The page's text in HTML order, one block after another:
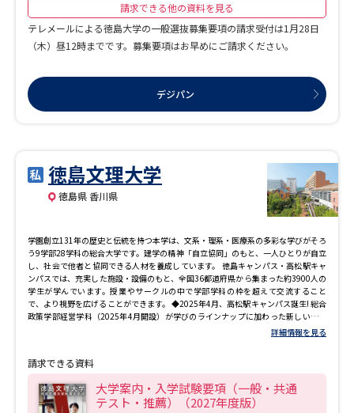
請求できる他の資料を見る
テレメールによる徳島大学の一般選抜募集要項の請求受付は1月28日
（木）昼12時までです。募集要項はお早めにご請求ください。
デジパン
徳島文理大学
徳島県 香川県
学園創立131年の歴史と伝統を持つ本学は、文系・理系・医療系の多彩な学びがそろ
う9学部28学科の総合大学です。建学の精神「自立協同」のもと、一人ひとりが自立
し、社会で他者と協同できる人材を養成しています。 徳島キャンパス・高松駅キャ
ンパスでは、充実した施設・設備のもと、全国36都道府県から集まった約3900人の
学生が学んでいます。授業やサークルの中で学部学科の枠を超えて交流すること
で、より視野を広げることができます。 ◆2025年4月、高松駅キャンパス誕生! 総合
政策学部経営学科（2025年4月開設）が学びのラインナップに加わった新しいキャ
ンパスが、JR高松駅横でスタートしました。 地上18階地下1階からなり、ひとつの
ーナを備えた新県立体育館など、活気あふれるエリアです！
詳細情報を見る
請求できる資料
大学案内・入学試験要項（一般・共通
テスト・推薦）（2027年度版）